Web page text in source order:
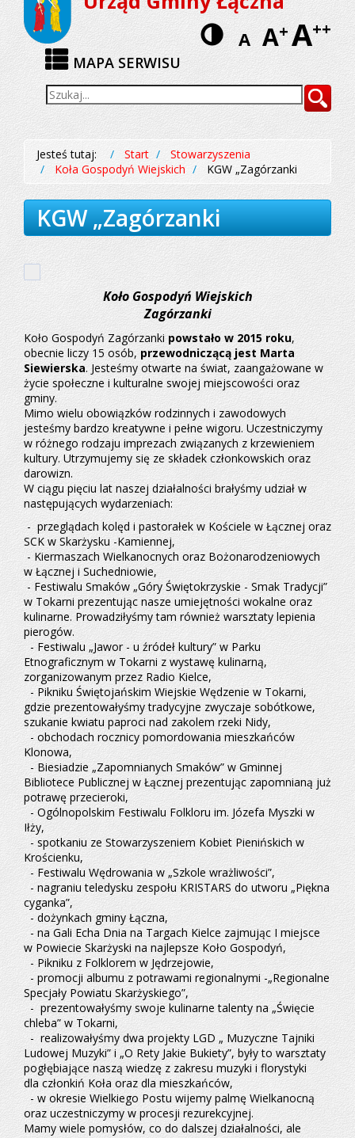
A A+A++
Wersja
MAPA SERWISU
Wyszukiwarka Szukaj
Jesteś tutaj: Start
Stowarzyszenia
Koła Gospodyń Wiejskich
KGW „Zagórzanki
KGW „Zagórzanki
Koło Gospodyń Wiejskich
Zagórzanki
Koło Gospodyń Zagórzanki powstało w 2015 roku,
obecnie liczy 15 osób, przewodniczącą jest Marta
Siewierska. Jesteśmy otwarte na świat, zaangażowane w
życie społeczne i kulturalne swojej miejscowości oraz
gminy.
Mimo wielu obowiązków rodzinnych i zawodowych
jesteśmy bardzo kreatywne i pełne wigoru. Uczestniczymy
w różnego rodzaju imprezach związanych z krzewieniem
kultury. Utrzymujemy się ze składek członkowskich oraz
darowizn.
W ciągu pięciu lat naszej działalności brałyśmy udział w
następujących wydarzeniach:
- przeglądach kolęd i pastorałek w Kościele w Łącznej oraz
SCK w Skarżysku -Kamiennej,
- Kiermaszach Wielkanocnych oraz Bożonarodzeniowych
w Łącznej i Suchedniowie,
- Festiwalu Smaków „Góry Świętokrzyskie - Smak Tradycji”
w Tokarni prezentując nasze umiejętności wokalne oraz
kulinarne. Prowadziłyśmy tam również warsztaty lepienia
pierogów.
- Festiwalu „Jawor - u źródeł kultury” w Parku
Etnograficznym w Tokarni z wystawę kulinarną,
zorganizowanym przez Radio Kielce,
- Pikniku Świętojańskim Wiejskie Wędzenie w Tokarni,
gdzie prezentowałyśmy tradycyjne zwyczaje sobótkowe,
szukanie kwiatu paproci nad zakolem rzeki Nidy,
- obchodach rocznicy pomordowania mieszkańców
Klonowa,
- Biesiadzie „Zapomnianych Smaków” w Gminnej
Bibliotece Publicznej w Łącznej prezentując zapomnianą już
potrawę przecieroki,
- Ogólnopolskim Festiwalu Folkloru im. Józefa Myszki w
Iłży,
- spotkaniu ze Stowarzyszeniem Kobiet Pienińskich w
Krościenku,
- Festiwalu Wędrowania w „Szkole wrażliwości”,
- nagraniu teledysku zespołu KRISTARS do utworu „Piękna
cyganka”,
- dożynkach gminy Łączna,
- na Gali Echa Dnia na Targach Kielce zajmując I miejsce
w Powiecie Skarżyski na najlepsze Koło Gospodyń,
- Pikniku z Folklorem w Jędrzejowie,
- promocji albumu z potrawami regionalnymi -„Regionalne
Specjały Powiatu Skarżyskiego”,
- prezentowałyśmy swoje kulinarne talenty na „Święcie
chleba” w Tokarni,
- realizowałyśmy dwa projekty LGD „ Muzyczne Tajniki
Ludowej Muzyki” i „O Rety Jakie Bukiety”, były to warsztaty
pogłębiające naszą wiedzę z zakresu muzyki i florystyki
dla członkiń Koła oraz dla mieszkańców,
- w okresie Wielkiego Postu wijemy palmę Wielkanocną
oraz uczestniczymy w procesji rezurekcyjnej.
Mamy wiele pomysłów, co do dalszej działalności, ale